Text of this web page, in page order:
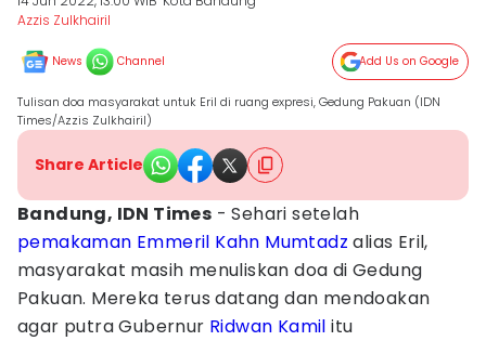
Azzis Zulkhairil
News Channel Add Us on Google
Tulisan doa masyarakat untuk Eril di ruang expresi, Gedung Pakuan (IDN
Times/Azzis Zulkhairil)
Share Article
Bandung, IDN Times - Sehari setelah
pemakaman Emmeril Kahn Mumtadz alias Eril,
masyarakat masih menuliskan doa di Gedung
Pakuan. Mereka terus datang dan mendoakan
agar putra Gubernur Ridwan Kamil itu